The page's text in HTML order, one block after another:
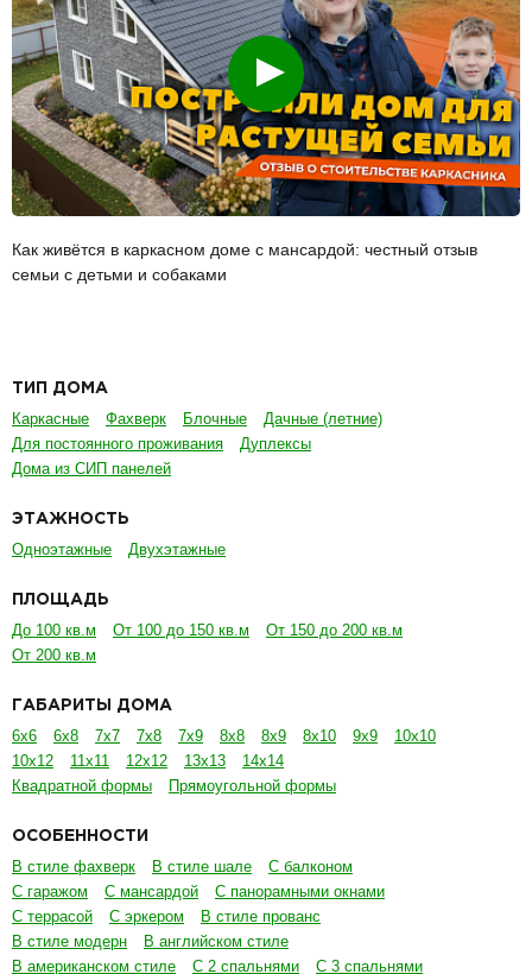
Смотреть
Как живётся в каркасном доме с мансардой: честный отзыв
семьи с детьми и собаками
ТИП ДОМА
Каркасные Фахверк Блочные
Дачные (летние)
Для постоянного проживания
Дуплексы
Дома из СИП панелей
ЭТАЖНОСТЬ
Одноэтажные Двухэтажные
ПЛОЩАДЬ
До 100 кв.м От 100 до 150 кв.м
От 150 до 200 кв.м
От 200 кв.м
ГАБАРИТЫ ДОМА
6х6 6х8 7х7 7х8 7х9 8х8 8х9 8х10 9х9
10х10
10х12
11х11 12х12 13х13
14х14
Квадратной формы
Прямоугольной формы
ОСОБЕННОСТИ
В стиле фахверк В стиле шале
С балконом
С гаражом
С мансардой
С панорамными окнами
С террасой
С эркером
В стиле прованс
В стиле модерн
В английском стиле
В американском стиле
С 2 спальнями С 3 спальнями